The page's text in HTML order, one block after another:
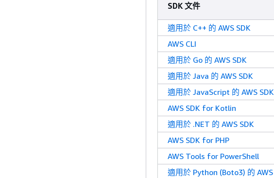
SDK 文件
適用於 C++ 的 AWS SDK
AWS CLI
適用於 Go 的 AWS SDK
適用於 Java 的 AWS SDK
適用於 JavaScript 的 AWS SDK
AWS SDK for Kotlin
適用於 .NET 的 AWS SDK
AWS SDK for PHP
AWS Tools for PowerShell
適用於 Python (Boto3) 的 AWS